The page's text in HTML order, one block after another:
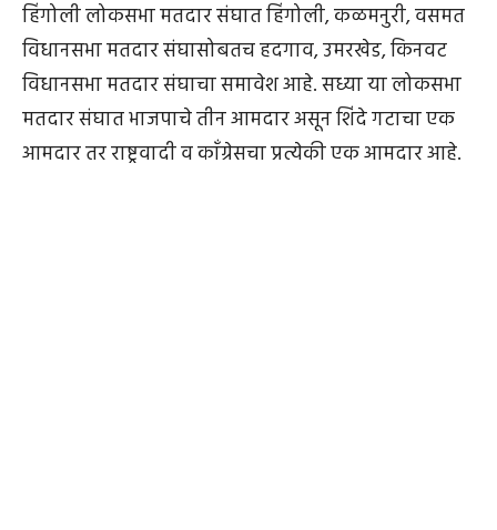
हिंगोली लोकसभा मतदार संघात हिंगोली, कळमनुरी, वसमत
विधानसभा मतदार संघासोबतच हदगाव, उमरखेड, किनवट
विधानसभा मतदार संघाचा समावेश आहे. सध्या या लोकसभा
मतदार संघात भाजपाचे तीन आमदार असून शिंदे गटाचा एक
आमदार तर राष्ट्रवादी व काँग्रेसचा प्रत्येकी एक आमदार आहे.